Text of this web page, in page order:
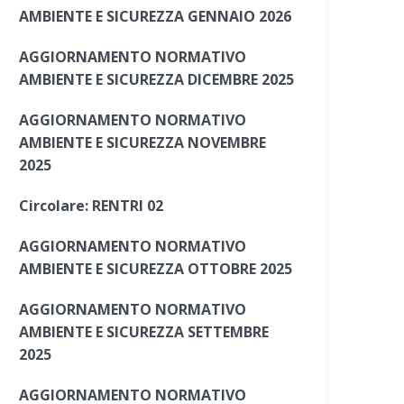
AMBIENTE E SICUREZZA GENNAIO 2026
AGGIORNAMENTO NORMATIVO
AMBIENTE E SICUREZZA DICEMBRE 2025
AGGIORNAMENTO NORMATIVO
AMBIENTE E SICUREZZA NOVEMBRE
2025
Circolare: RENTRI 02
AGGIORNAMENTO NORMATIVO
AMBIENTE E SICUREZZA OTTOBRE 2025
AGGIORNAMENTO NORMATIVO
AMBIENTE E SICUREZZA SETTEMBRE
2025
AGGIORNAMENTO NORMATIVO